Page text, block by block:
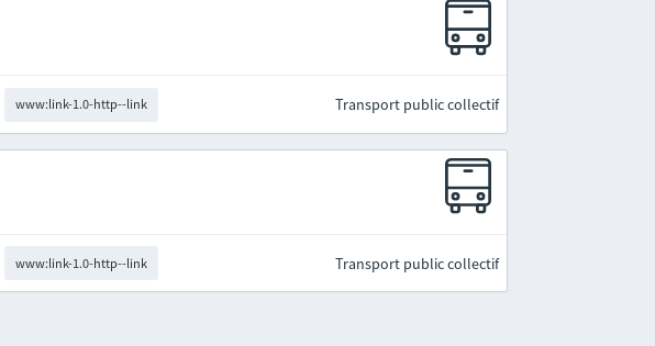
www:link-1.0-http--link Transport public collectif
www:link-1.0-http--link Transport public collectif